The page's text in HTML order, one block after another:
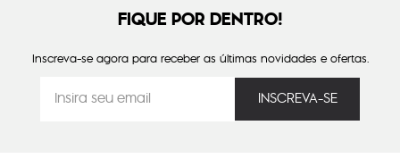
FIQUE POR DENTRO!
Inscreva-se agora para receber as últimas novidades e ofertas.